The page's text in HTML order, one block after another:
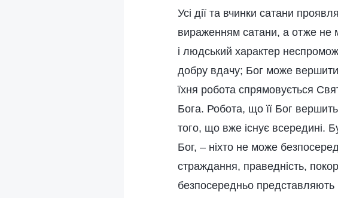
Усі дії та вчинки сатани
вираженням сатани, а отже не
і людський характер
добру вдачу; Бог може вершити
їхня робота спрямовується
Бога. Робота, що її Бог
того, що вже існує всередині.
Бог, – ніхто не може
страждання, праведність,
безпосередньо